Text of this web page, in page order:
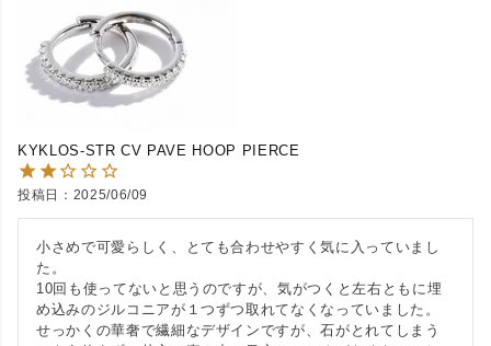
KYKLOS-STR CV PAVE HOOP PIERCE
投稿日 2025/06/09
小さめで可愛らしく、とても合わせやすく気に入っていまし
た。
10回も使ってないと思うのですが、気がつくと左右ともに埋
め込みのジルコニアが１つずつ取れてなくなっていました。
せっかくの華奢で繊細なデザインですが、石がとれてしまう